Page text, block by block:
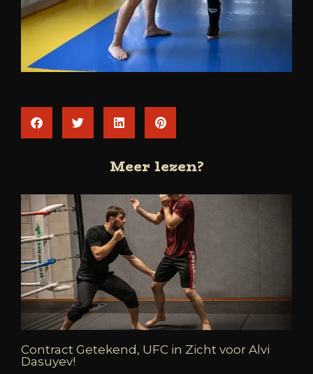
Meer lezen?
Contract Getekend, UFC in Zicht voor Alvi
Dasuyev!